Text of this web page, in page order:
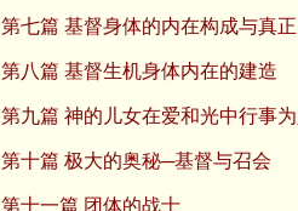
第七篇 基督身体的内在构成与真
第八篇 基督生机身体内在的建造
第九篇 神的儿女在爱和光中行事
第十篇 极大的奥秘─基督与召会
第十一篇 团体的战士